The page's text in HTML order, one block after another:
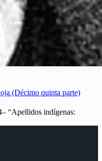
(Décimo quinta parte)
“Apellidos indígenas: